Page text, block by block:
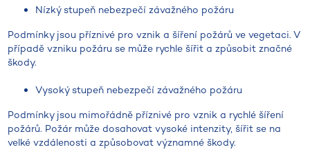
Nízký stupeň nebezpečí závažného požáru
Podmínky jsou příznivé pro vznik a šíření požárů ve vegetaci. V
případě vzniku požáru se může rychle šířit a způsobit značné
škody.
Vysoký stupeň nebezpečí závažného požáru
Podmínky jsou mimořádně příznivé pro vznik a rychlé šíření
požárů. Požár může dosahovat vysoké intenzity, šířit se na
velké vzdálenosti a způsobovat významné škody.